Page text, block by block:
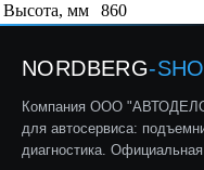
Высота, мм
860
NORDBERG-
Компания ООО
для автосервиса:
диагностика.